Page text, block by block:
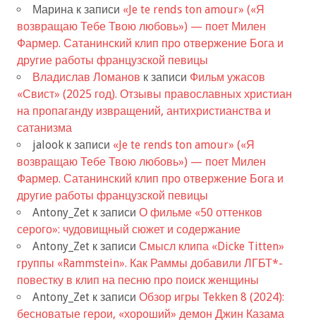
Марина к записи «Je te rends ton amour» («Я
возвращаю Тебе Твою любовь») — поет Милен
Фармер. Сатанинский клип про отвержение Бога и
другие работы французской певицы
Владислав Ломанов к записи Фильм ужасов
«Свист» (2025 год). Отзывы православных христиан
на пропаганду извращений, антихристианства и
сатанизма
jalook к записи «Je te rends ton amour» («Я
возвращаю Тебе Твою любовь») — поет Милен
Фармер. Сатанинский клип про отвержение Бога и
другие работы французской певицы
Antony_Zet к записи О фильме «50 оттенков
серого»: чудовищный сюжет и содержание
Antony_Zet к записи Смысл клипа «Dicke Titten»
группы «Rammstein». Как Раммы добавили ЛГБТ*-
повестку в клип на песню про поиск женщины
Antony_Zet к записи Обзор игры Tekken 8 (2024):
бесноватые герои, «хороший» демон Джин Казама